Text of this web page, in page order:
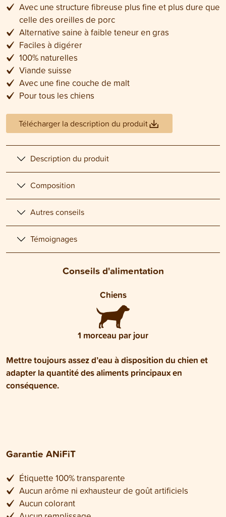
Avec une structure fibreuse plus fine et plus dure que
celle des oreilles de porc
Alternative saine à faible teneur en gras
Faciles à digérer
100% naturelles
Viande suisse
Avec une fine couche de malt
Pour tous les chiens
Télécharger la description du produit
Description du produit
Composition
Autres conseils
Témoignages
Conseils d'alimentation
Chiens
1 morceau par jour
Mettre toujours assez d’eau à disposition du chien et
adapter la quantité des aliments principaux en
conséquence.
Garantie ANiFiT
Étiquette 100% transparente
Aucun arôme ni exhausteur de goût artificiels
Aucun colorant